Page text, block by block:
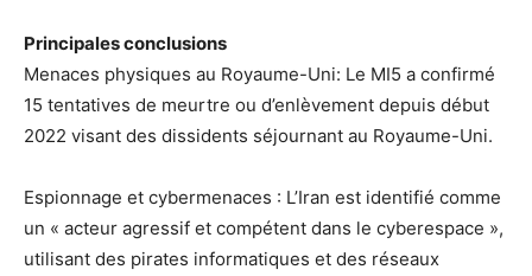
Principales conclusions
Menaces physiques au Royaume-Uni: Le MI5 a confirmé
15 tentatives de meurtre ou d’enlèvement depuis début
2022 visant des dissidents séjournant au Royaume-Uni.
Espionnage et cybermenaces : L’Iran est identifié comme
un « acteur agressif et compétent dans le cyberespace »,
utilisant des pirates informatiques et des réseaux